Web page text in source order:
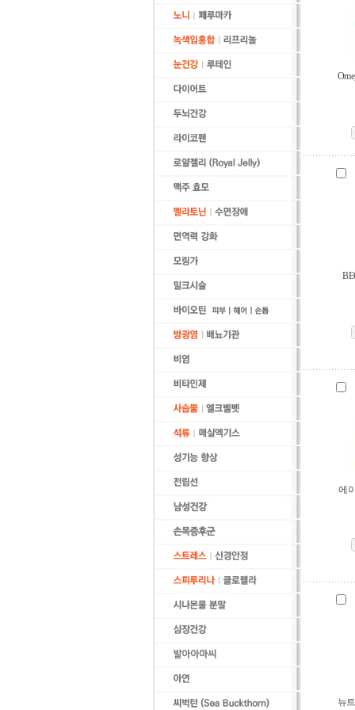
에
뉴